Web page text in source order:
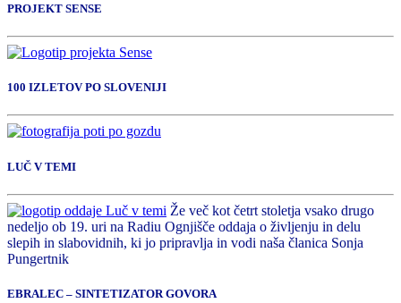
PROJEKT SENSE
100 IZLETOV PO SLOVENIJI
LUČ V TEMI
Že več kot četrt stoletja vsako drugo
nedeljo ob 19. uri na Radiu Ognjišče oddaja o življenju in delu
slepih in slabovidnih, ki jo pripravlja in vodi naša članica Sonja
Pungertnik
EBRALEC – SINTETIZATOR GOVORA